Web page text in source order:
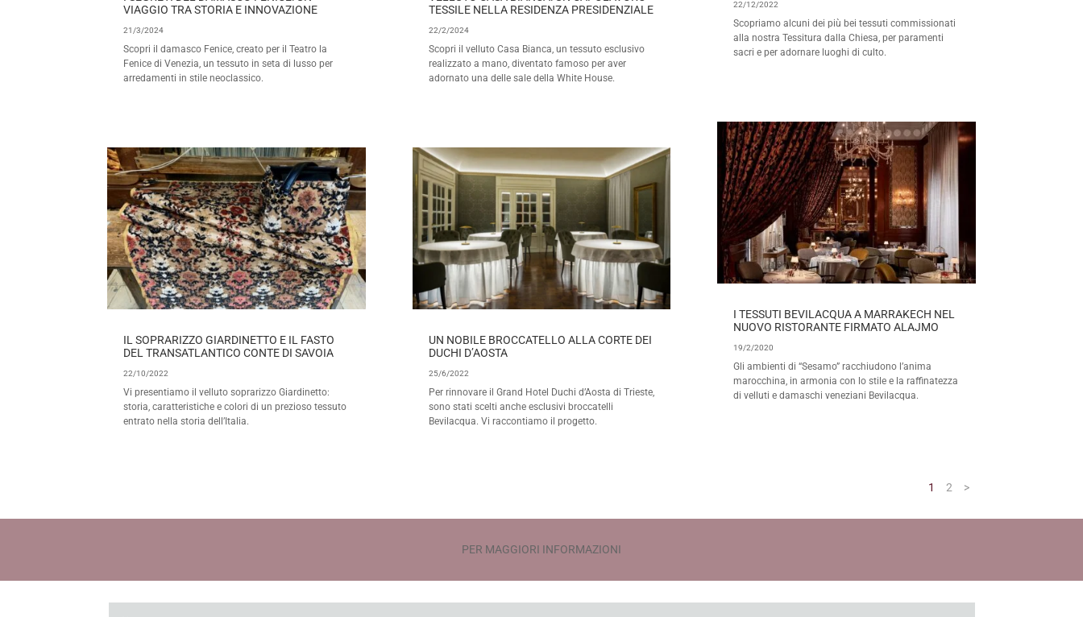
VIAGGIO TRA STORIA E INNOVAZIONE
21/3/2024
Scopri il damasco Fenice, creato per il Teatro la
Fenice di Venezia, un tessuto in seta di lusso per
arredamenti in stile neoclassico.
IL SOPRARIZZO GIARDINETTO E IL FASTO
DEL TRANSATLANTICO CONTE DI SAVOIA
22/10/2022
Vi presentiamo il velluto soprarizzo Giardinetto:
storia, caratteristiche e colori di un prezioso tessuto
entrato nella storia dell’Italia.
TESSILE NELLA RESIDENZA PRESIDENZIALE
22/2/2024
Scopri il velluto Casa Bianca, un tessuto esclusivo
realizzato a mano, diventato famoso per aver
adornato una delle sale della White House.
UN NOBILE BROCCATELLO ALLA CORTE DEI
DUCHI D’AOSTA
25/6/2022
Per rinnovare il Grand Hotel Duchi d’Aosta di Trieste,
sono stati scelti anche esclusivi broccatelli
Bevilacqua. Vi raccontiamo il progetto.
22/12/2022
Scopriamo alcuni dei più bei tessuti commissionati
alla nostra Tessitura dalla Chiesa, per paramenti
sacri e per adornare luoghi di culto.
I TESSUTI BEVILACQUA A MARRAKECH NEL
NUOVO RISTORANTE FIRMATO ALAJMO
19/2/2020
Gli ambienti di “Sesamo” racchiudono l’anima
marocchina, in armonia con lo stile e la raffinatezza
di velluti e damaschi veneziani Bevilacqua.
1 2 >
PER MAGGIORI INFORMAZIONI